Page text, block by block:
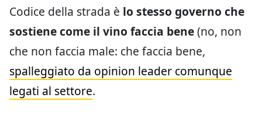
Codice della strada è lo stesso governo che
sostiene come il vino faccia bene(no, non
che non faccia male: che faccia bene,
spalleggiato da opinion leader comunque
legati al settore.